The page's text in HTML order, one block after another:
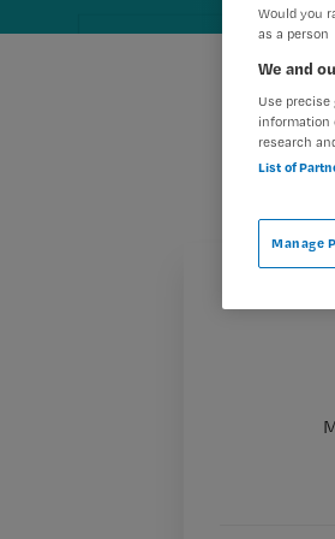
Would you
as a person
We and
Use
information
research
List of
Manage